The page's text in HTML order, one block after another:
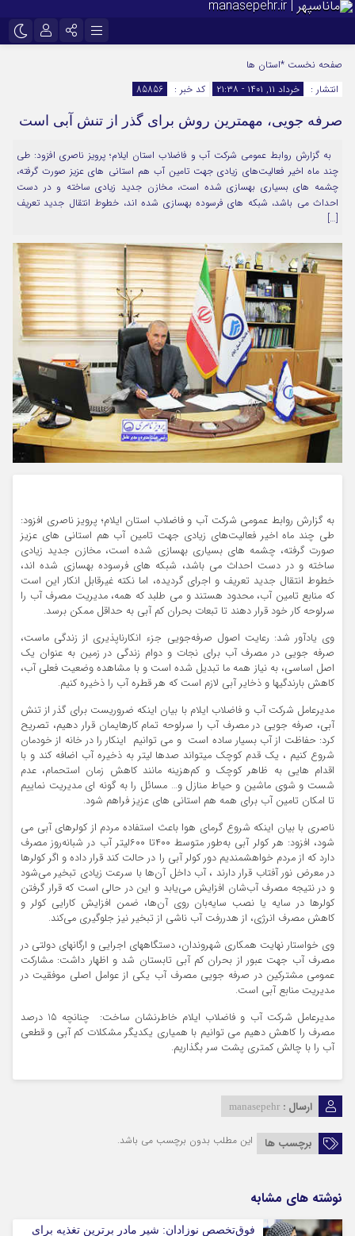
اینستاگرام
سروش ایتا
آپارات
نام کاربری یا نشانی ایمیل
رمز عبور
مرا به خاطر بسپار
صفحه نخست *استان ها
انتشار :
خرداد ۱۱, ۱۴۰۱ - ۲۱:۳۸ کد خبر : 85856
صرفه جویی، مهمترین روش برای گذر از تنش آبی است
به گزارش روابط عمومی شرکت آب و فاضلاب استان ایلام؛ پرویز ناصری افزود: طی
چند ماه اخیر فعالیت‌های زیادی جهت تامین آب هم استانی های عزیز صورت گرفته،
چشمه های بسیاری بهسازی شده است، مخازن جدید زیادی ساخته و در دست
احداث می باشد، شبکه های فرسوده بهسازی شده اند، خطوط انتقال جدید تعریف
[…]
به گزارش روابط عمومی شرکت آب و فاضلاب استان ایلام؛ پرویز ناصری افزود:
طی چند ماه اخیر فعالیت‌های زیادی جهت تامین آب هم استانی های عزیز
صورت گرفته، چشمه های بسیاری بهسازی شده است، مخازن جدید زیادی
ساخته و در دست احداث می باشد، شبکه های فرسوده بهسازی شده اند،
خطوط انتقال جدید تعریف و اجرای گردیده، اما نکته غیرقابل انکار این است
که منابع تامین آب، محدود هستند و می طلبد که همه، مدیریت مصرف آب را
سرلوحه کار خود قرار دهند تا تبعات بحران کم آبی به حداقل ممکن برسد.
وی یادآور شد: رعایت اصول صرفه‌جویی جزء انکارناپذیری از زندگی ماست،
صرفه جویی در مصرف آب برای نجات و دوام زندگی در زمین به عنوان یک
اصل اساسی، به نیاز همه ما تبدیل شده است و با مشاهده وضعیت فعلی آب،
کاهش بارندگیها و ذخایر آبی لازم است که هر قطره آب را ذخیره کنیم.
مدیرعامل شرکت آب و فاضلاب ایلام با بیان اینکه ضروریست برای گذر از تنش
آبی، صرفه جویی در مصرف آب را سرلوحه تمام کارهایمان قرار دهیم، تصریح
کرد: حفاظت از آب بسیار ساده است و می توانیم اینکار را در خانه از خودمان
شروع کنیم ، یک قدم کوچک میتواند صدها لیتر به ذخیره آب اضافه کند و با
اقدام هایی به ظاهر کوچک و کم‌هزینه مانند کاهش زمان استحمام، عدم
شست و شوی ماشین و حیاط منازل و… مسائل را به گونه ای مدیریت نماییم
تا امکان تامین آب برای همه هم استانی های عزیز فراهم شود.
ناصری با بیان اینکه شروع گرمای هوا باعث استفاده مردم از کولرهای آبی می
شود، افزود: هر کولر آبی به‌طور متوسط ۴۰۰تا ۶۰۰لیتر آب در شبانه‌روز مصرف
دارد که از مردم خواهشمندیم دور کولر آبی را در حالت کند قرار داده و اگر کولرها
در معرض نور آفتاب قرار دارند ، آب داخل آن‌ها با سرعت زیادی تبخیر می‌شود
و در نتیجه مصرف آب‌شان افزایش می‌یابد و این در حالی است که قرار گرفتن
کولرها در سایه یا نصب سایه‌بان روی آن‌ها، ضمن افزایش کارایی کولر و
کاهش مصرف انرژی، از هدررفت آب ناشی از تبخیر نیز جلوگیری می‌کند.
وی خواستار نهایت همکاری شهروندان، دستگاههای اجرایی و ارگانهای دولتی در
مصرف آب جهت عبور از بحران کم آبی تابستان شد و اظهار داشت: مشارکت
عمومی مشترکین در صرفه جویی مصرف آب یکی از عوامل اصلی موفقیت در
مدیریت منابع آبی است.
مدیرعامل شرکت آب و فاضلاب ایلام خاطرنشان ساخت: چنانچه 15 درصد
مصرف را کاهش دهیم می توانیم با همیاری یکدیگر مشکلات کم آبی و قطعی
آب را با چالش کمتری پشت سر بگذاریم.
ارسال : manasepehr
برچسب ها این مطلب بدون برچسب می باشد.
نوشته های مشابه
فوق‌تخصص نوزادان: شیر مادر برترین تغذیه برای